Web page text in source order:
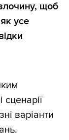
щоб
усе
варіанти